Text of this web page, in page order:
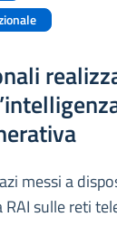
messi a
sulle reti